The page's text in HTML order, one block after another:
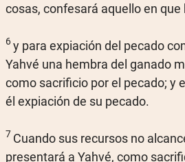
cosas, confesará aquello en que
6y para expiación del pecado
Yahvé una hembra del ganado
como sacrificio por el pecado; y
él expiación de su pecado.
7 Cuando sus recursos no
presentará a Yahvé, como